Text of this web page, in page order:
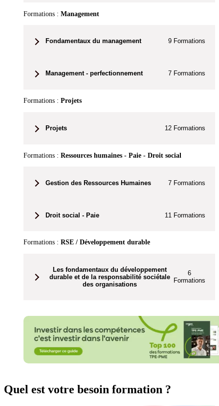
Formations : Management
Fondamentaux du management 9 Formations
Management - perfectionnement 7 Formations
Formations : Projets
Projets 12 Formations
Formations : Ressources humaines - Paie - Droit social
Gestion des Ressources Humaines 7 Formations
Droit social - Paie 11 Formations
Formations : RSE / Développement durable
Les fondamentaux du développement
durable et de la responsabilité sociétale
des organisations
6
Formations
Quel est votre besoin formation ?